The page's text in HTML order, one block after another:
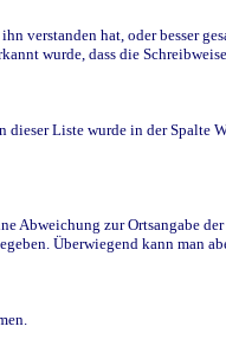
hat, oder besser
wurde, dass die
Liste wurde in der Spalte
Abweichung zur Ortsangabe
Überwiegend kann man